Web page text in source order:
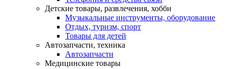
Детские товары, развлечения, хобби
Музыкальные инструменты, оборудование
Отдых, туризм, спорт
Товары для детей
Автозапчасти, техника
Автозапчасти
Медицинские товары